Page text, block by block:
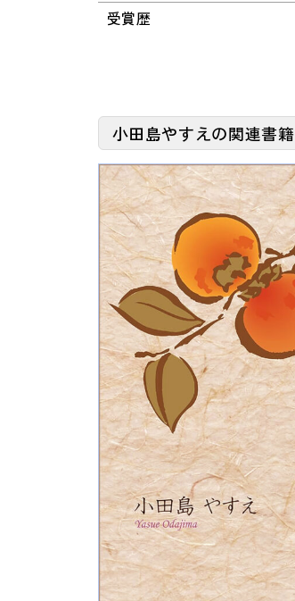
受賞歴
小田島やすえの関連書籍